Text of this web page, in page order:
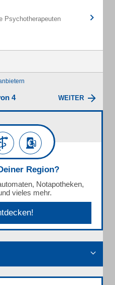
Psychotherapeuten
4 WEITER
Region?
Notapotheken,
vieles mehr.